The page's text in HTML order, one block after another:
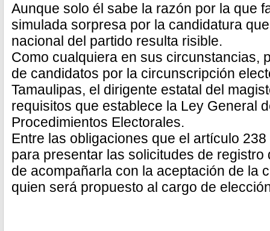
Aunque solo él sabe la razón por la que
simulada sorpresa por la candidatura
nacional del partido resulta risible.
Como cualquiera en sus circunstancias,
de candidatos por la circunscripción
Tamaulipas, el dirigente estatal del
requisitos que establece la Ley General
Procedimientos Electorales.
Entre las obligaciones que el artículo
para presentar las solicitudes de
de acompañarla con la aceptación de la
quien será propuesto al cargo de